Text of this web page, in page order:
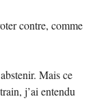
contre, comme
Mais ce
j’ai entendu